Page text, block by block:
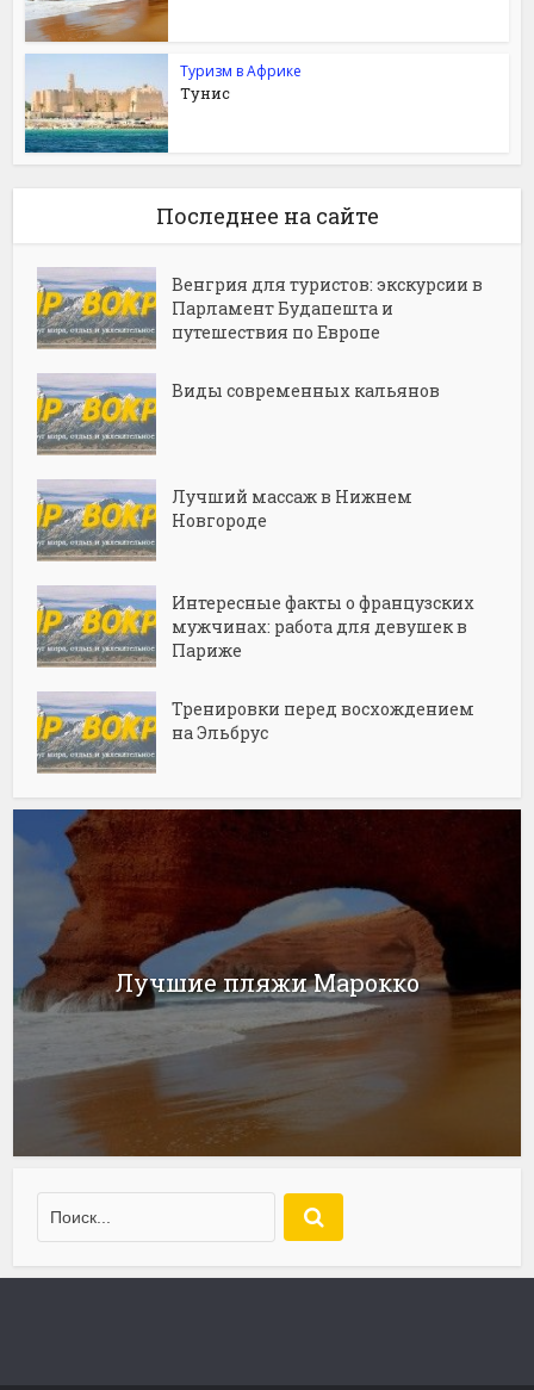
Туризм в Африке
Тунис
Последнее на сайте
Венгрия для туристов: экскурсии в
Парламент Будапешта и
путешествия по Европе
Виды современных кальянов
Лучший массаж в Нижнем
Новгороде
Интересные факты о французских
мужчинах: работа для девушек в
Париже
Тренировки перед восхождением
на Эльбрус
Лучшие пляжи Марокко